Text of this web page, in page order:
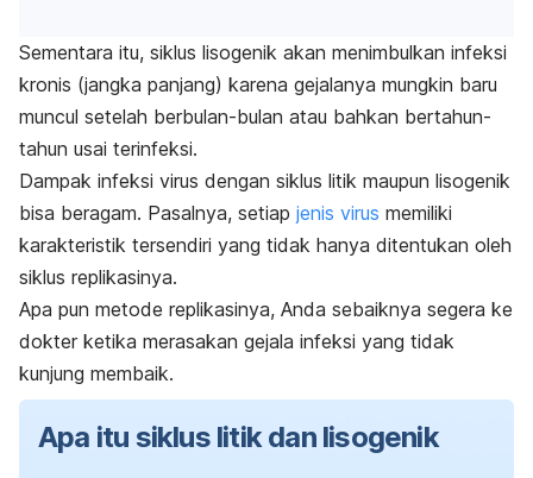
Sementara itu, siklus lisogenik akan menimbulkan infeksi
kronis (jangka panjang) karena gejalanya mungkin baru
muncul setelah berbulan-bulan atau bahkan bertahun-
tahun usai terinfeksi.
Dampak infeksi virus dengan siklus litik maupun lisogenik
bisa beragam. Pasalnya, setiap jenis virus memiliki
karakteristik tersendiri yang tidak hanya ditentukan oleh
siklus replikasinya.
Apa pun metode replikasinya, Anda sebaiknya segera ke
dokter ketika merasakan gejala infeksi yang tidak
kunjung membaik.
Apa itu siklus litik dan lisogenik